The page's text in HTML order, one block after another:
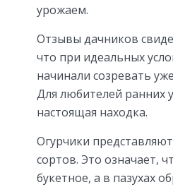
урожаем.
Отзывы дачников
что при идеальных
начинали созревать
Для любителей ранних
настоящая находка.
Огурчики
сортов. Это означает,
букетное, а в пазухах